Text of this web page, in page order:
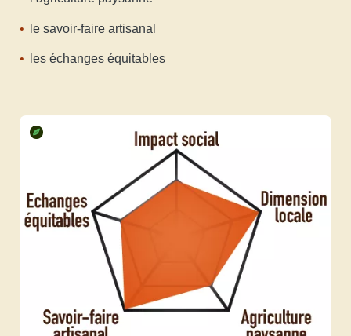
le savoir-faire artisanal
les échanges équitables